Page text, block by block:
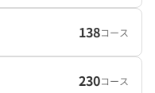
138コース
230コース